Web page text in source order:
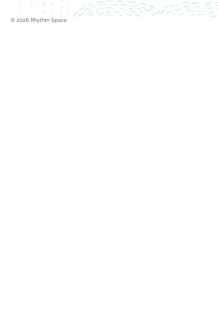
© 2026 Rhythm Space